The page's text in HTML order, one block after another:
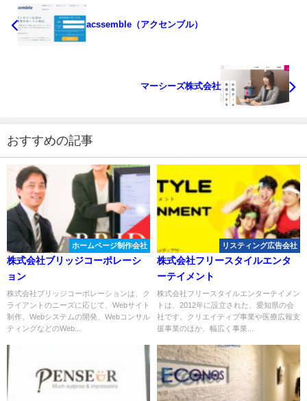
acssemble（アクセンブル）
マーシーズ株式会社
おすすめの記事
ホームページ制作会社
株式会社ブリッジコーポレーシ
ョン
株式会社ブリッジコーポレーションは、ク
ライアントのニーズに応じて、Webサイト
制作、Webシステムの開発、Webコンサル
ティングなどのWeb...
リスティング広告会社
株式会社フリースタイルエンタ
ーテイメント
株式会社フリースタイルエンターテイメン
トは、2012年に設立された、愛知県の会
社です。クリエイティブ事業や医療広報支
援事業のほか、幅広く事業...